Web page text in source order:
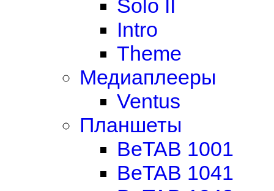
Solo II
Intro
Theme
Медиаплееры
Ventus
Планшеты
BeTAB 1001
BeTAB 1041